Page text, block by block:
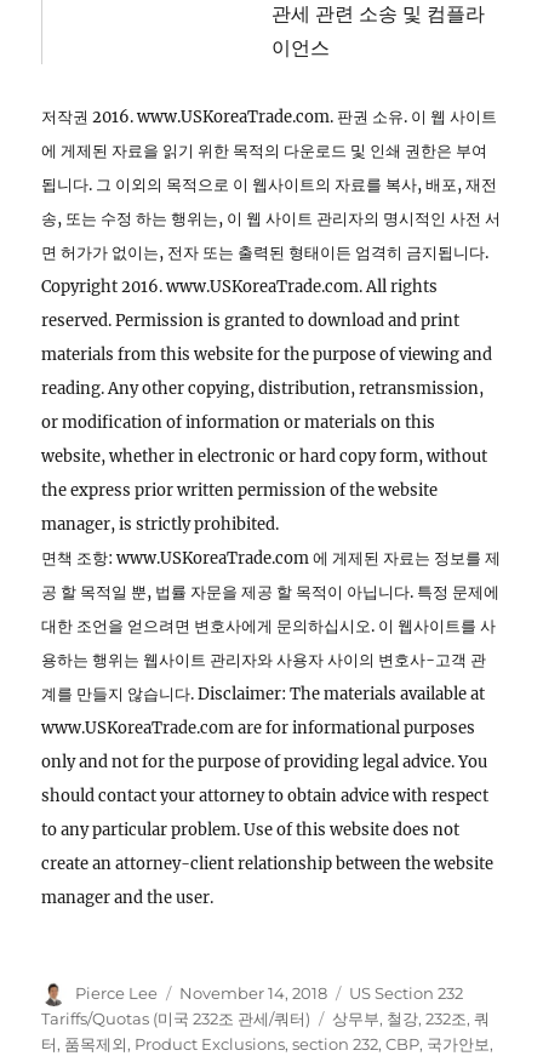
관세 관련 소송 및 컴플라
이언스
저작권 2016. www.USKoreaTrade.com. 판권 소유. 이 웹 사이트
에 게제된 자료을 읽기 위한 목적의 다운로드 및 인쇄 권한은 부여
됩니다. 그 이외의 목적으로 이 웹사이트의 자료를 복사, 배포, 재전
송, 또는 수정 하는 행위는, 이 웹 사이트 관리자의 명시적인 사전 서
면 허가가 없이는, 전자 또는 출력된 형태이든 엄격히 금지됩니다.
Copyright 2016. www.USKoreaTrade.com. All rights
reserved. Permission is granted to download and print
materials from this website for the purpose of viewing and
reading. Any other copying, distribution, retransmission,
or modification of information or materials on this
website, whether in electronic or hard copy form, without
the express prior written permission of the website
manager, is strictly prohibited.
면책 조항: www.USKoreaTrade.com 에 게제된 자료는 정보를 제
공 할 목적일 뿐, 법률 자문을 제공 할 목적이 아닙니다. 특정 문제에
대한 조언을 얻으려면 변호사에게 문의하십시오. 이 웹사이트를 사
용하는 행위는 웹사이트 관리자와 사용자 사이의 변호사-고객 관
계를 만들지 않습니다. Disclaimer: The materials available at
www.USKoreaTrade.com are for informational purposes
only and not for the purpose of providing legal advice. You
should contact your attorney to obtain advice with respect
to any particular problem. Use of this website does not
create an attorney-client relationship between the website
manager and the user.
Author
Pierce Lee
Posted
on
November 14, 2018 Categories
US Section 232
Tariffs/Quotas (미국 232조 관세/쿼터)
Tags
상무부, 철강,232조,쿼
터, 품목제외, Product Exclusions,section 232,CBP, 국가안보,